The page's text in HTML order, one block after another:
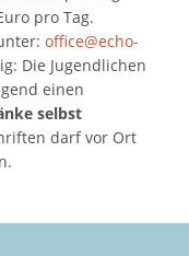
pro Tag.
office@echo-
Die Jugendlichen
einen
selbst
darf vor Ort